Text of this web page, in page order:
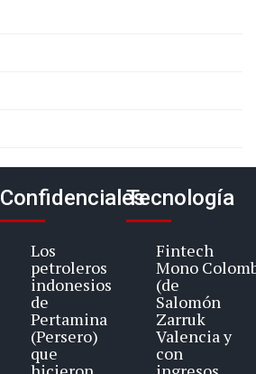
Confidenciales
Los
petroleros
indonesios
de
Pertamina
(Persero)
que
Tecnología
Fintech
Mono
(de
Salomón
Zarruk
Valencia y
con